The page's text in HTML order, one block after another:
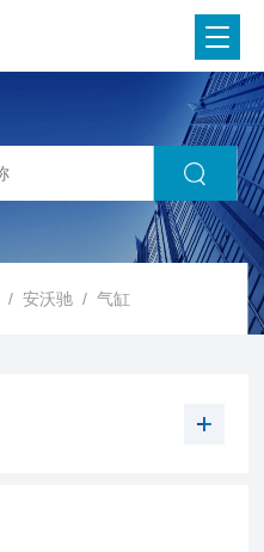
/安沃驰 /气缸